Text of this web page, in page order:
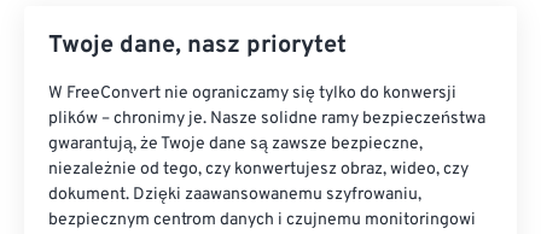
Twoje dane, nasz priorytet
W FreeConvert nie ograniczamy się tylko do konwersji
plików – chronimy je. Nasze solidne ramy bezpieczeństwa
gwarantują, że Twoje dane są zawsze bezpieczne,
niezależnie od tego, czy konwertujesz obraz, wideo, czy
dokument. Dzięki zaawansowanemu szyfrowaniu,
bezpiecznym centrom danych i czujnemu monitoringowi